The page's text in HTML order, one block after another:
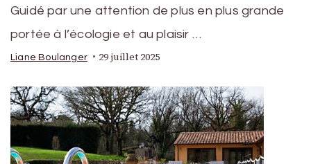
Guidé par une attention de plus en plus grande
portée à l’écologie et au plaisir …
Liane Boulanger 29 juillet 2025